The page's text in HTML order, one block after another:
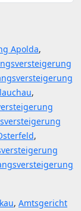
Apolda,
,
,
, Amtsgericht